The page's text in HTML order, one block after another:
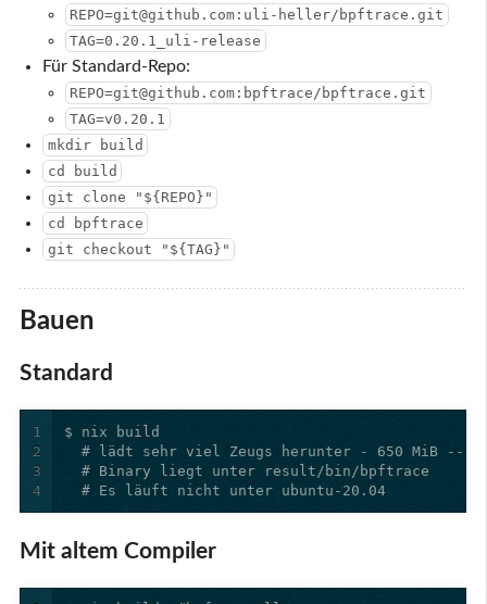
REPO=git@github.com:uli-heller/bpftrace.git
TAG=0.20.1_uli-release
Für Standard-Repo:
REPO=git@github.com:bpftrace/bpftrace.git
TAG=v0.20.1
mkdir build
cd build
git clone "${REPO}"
cd bpftrace
git checkout "${TAG}"
Bauen
Standard
1
2
3
4
  # Es läuft nicht unter ubuntu-20.04
Mit altem Compiler